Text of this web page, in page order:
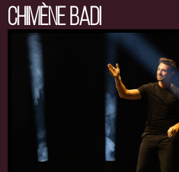
CHIMÈNE BADI